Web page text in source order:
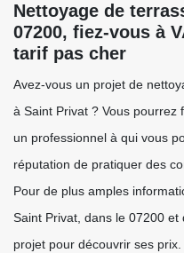
Nettoyage de
07200, fiez-vous à
tarif pas cher
Avez-vous un projet de
à Saint Privat ? Vous pourrez
un professionnel à qui vous
réputation de pratiquer des
Pour de plus amples
Saint Privat, dans le 07200
projet pour découvrir ses prix.